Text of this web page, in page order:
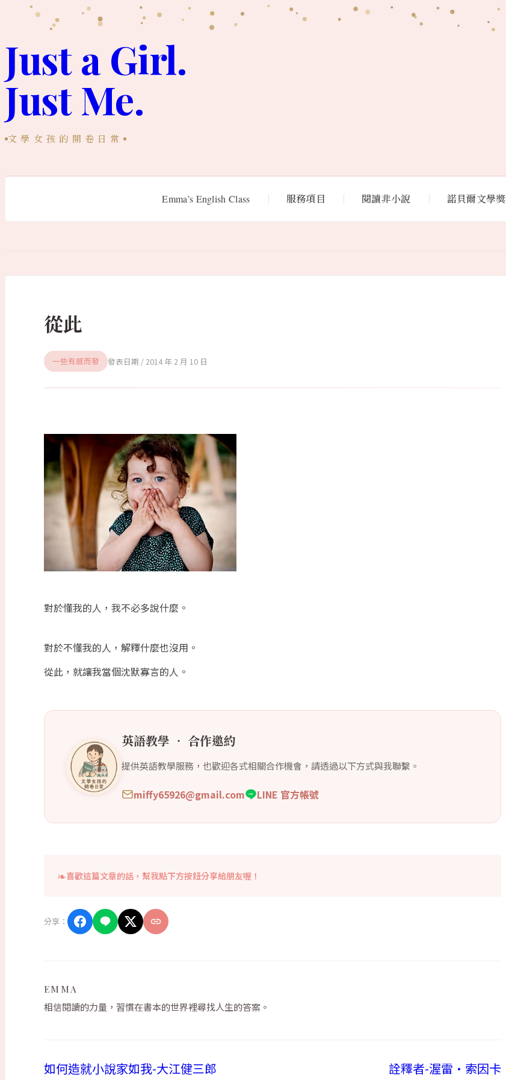
要
內
容
Just a Girl.
Just Me.
文學女孩的開卷日常
Emma’s English Class 服務項目 閱讀非小說 諾貝爾文學獎
從此
一些有感而發 2014 年 2 月 10 日
對於懂我的人，我不必多說什麼。
對於不懂我的人，解釋什麼也沒用。
從此，就讓我當個沈默寡言的人。
英語教學 ‧ 合作邀約
提供英語教學服務，也歡迎各式相關合作機會，請透過以下方式與我聯繫。
miffy65926@gmail.com LINE 官方帳號
喜歡這篇文章的話，幫我點下方按鈕分享給朋友喔！
分享：
EMMA
相信閱讀的力量，習慣在書本的世界裡尋找人生的答案。
如何造就小說家如我-大江健三郎 詮釋者-渥雷•索因卡